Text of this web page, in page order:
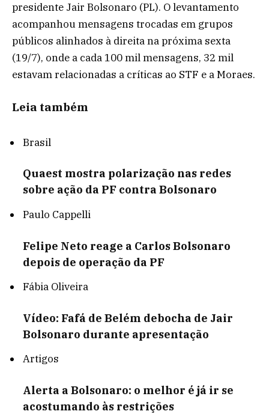
presidente Jair Bolsonaro (PL). O levantamento
acompanhou mensagens trocadas em grupos
públicos alinhados à direita na próxima sexta
(19/7), onde a cada 100 mil mensagens, 32 mil
estavam relacionadas a críticas ao STF e a Moraes.
Leia também
Brasil
Quaest mostra polarização nas redes
sobre ação da PF contra Bolsonaro
Paulo Cappelli
Felipe Neto reage a Carlos Bolsonaro
depois de operação da PF
Fábia Oliveira
Vídeo: Fafá de Belém debocha de Jair
Bolsonaro durante apresentação
Artigos
Alerta a Bolsonaro: o melhor é já ir se
acostumando às restrições